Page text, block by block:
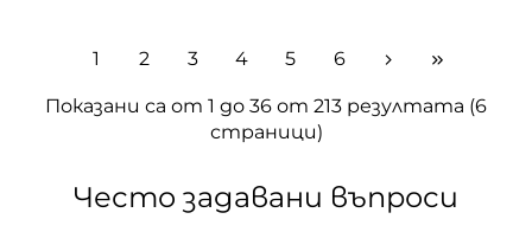
1 2 3 4 5 6
Показани са от 1 до 36 от 213 резултата (6
страници)
Често задавани въпроси